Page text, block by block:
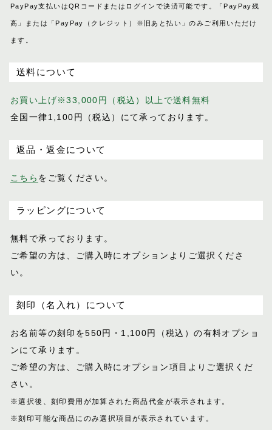
PayPay支払いはQRコードまたはログインで決済可能です。「PayPay残
高」または「PayPay（クレジット）※旧あと払い」のみご利用いただけ
ます。
送料について
お買い上げ※33,000円（税込）以上で送料無料
全国一律1,100円（税込）にて承っております。
返品・返金について
こちら をご覧ください。
ラッピングについて
無料で承っております。
ご希望の方は、ご購入時にオプションより ご選択くださ
い。
刻印（名入れ）について
お名前等の刻印を550円・1,100円（税込）の有料オプショ
ンにて承ります。
ご希望の方は、ご購入時にオプション項目 よりご選択くだ
さい。
※選択後、刻印費用が加算された商品代金が表示 されます。
※刻印可能な商品にのみ選択項目が表示されてい ます。